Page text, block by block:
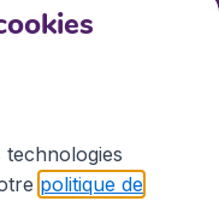
technologies
politique de